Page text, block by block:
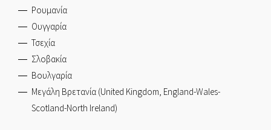
Ρουμανία
Ουγγαρία
Τσεχία
Σλοβακία
Βουλγαρία
Μεγάλη Βρετανία (United Kingdom, England-Wales-
Scotland-North Ireland)